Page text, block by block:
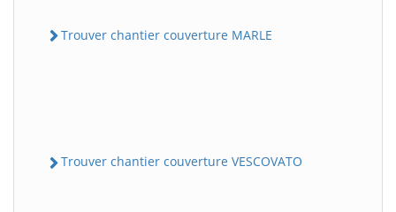
Trouver chantier couverture MARLE
Trouver chantier couverture VESCOVATO